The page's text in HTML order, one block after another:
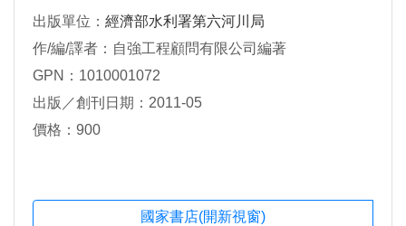
出版單位： 經濟部水利署第六河川局
作/編/譯者：自強工程顧問有限公司編著
GPN：1010001072
出版／創刊日期：2011-05
價格：900
國家書店(開新視窗)